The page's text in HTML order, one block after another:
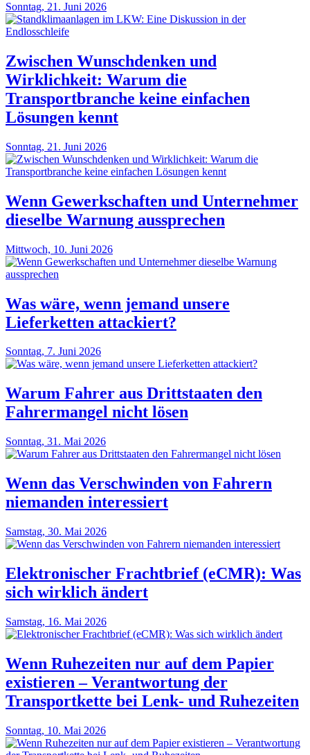
Sonntag, 21. Juni 2026
Zwischen Wunschdenken und
Wirklichkeit: Warum die
Transportbranche keine einfachen
Lösungen kennt
Sonntag, 21. Juni 2026
Wenn Gewerkschaften und Unternehmer
dieselbe Warnung aussprechen
Mittwoch, 10. Juni 2026
Was wäre, wenn jemand unsere
Lieferketten attackiert?
Sonntag, 7. Juni 2026
Warum Fahrer aus Drittstaaten den
Fahrermangel nicht lösen
Sonntag, 31. Mai 2026
Wenn das Verschwinden von Fahrern
niemanden interessiert
Samstag, 30. Mai 2026
Elektronischer Frachtbrief (eCMR): Was
sich wirklich ändert
Samstag, 16. Mai 2026
Wenn Ruhezeiten nur auf dem Papier
existieren – Verantwortung der
Transportkette bei Lenk- und Ruhezeiten
Sonntag, 10. Mai 2026